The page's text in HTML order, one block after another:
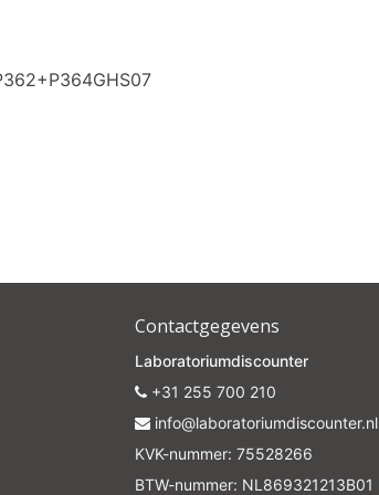
Contactgegevens
Laboratoriumdiscounter
+31 255 700 210
info@laboratoriumdiscounter.nl
KVK-nummer: 75528266
BTW-nummer: NL869321213B01